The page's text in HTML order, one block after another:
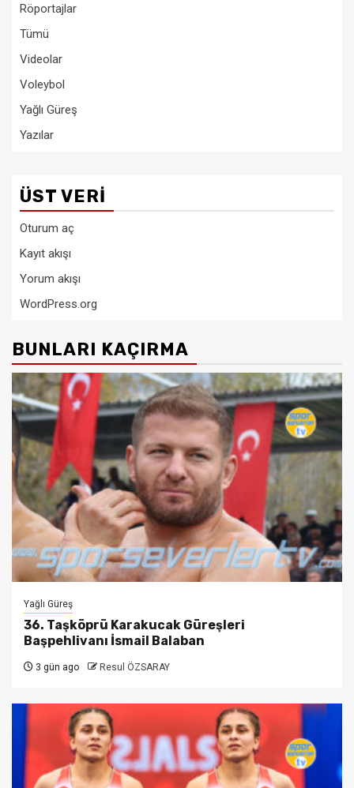
Röportajlar
Tümü
Videolar
Voleybol
Yağlı Güreş
Yazılar
ÜST VERI
Oturum aç
Kayıt akışı
Yorum akışı
WordPress.org
BUNLARI KAÇIRMA
Yağlı Güreş
36. Taşköprü Karakucak Güreşleri
Başpehlivanı İsmail Balaban
3 gün ago Resul ÖZSARAY